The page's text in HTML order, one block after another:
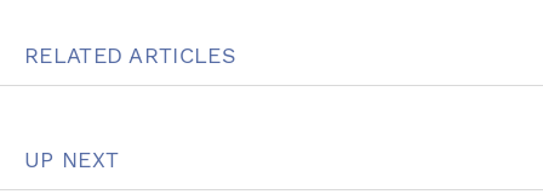
RELATED ARTICLES
UP NEXT